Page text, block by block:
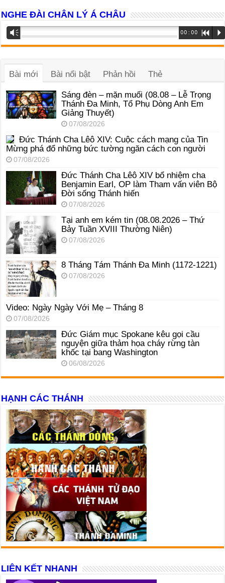
NGHE ĐÀI CHÂN LÝ Á CHÂU
Trình
phát
âm
Vm 00:00 R P
Bài mới Bài nổi bật Phản hồi Thẻ
Sáng đèn – mặn muối (08.08 – Lễ Trọng
Thánh Đa Minh, Tổ Phụ Dòng Anh Em
Giảng Thuyết)
07/08/2026
Đức Thánh Cha Lêô XIV: Cuộc cách mạng của Tin
Mừng phá đổ những bức tường ngăn cách con người
07/08/2026
Đức Thánh Cha Lêô XIV bổ nhiệm cha
Benjamin Earl, OP làm Tham vấn viên Bộ
Đời sống Thánh hiến
07/08/2026
Tại anh em kém tin (08.08.2026 – Thứ
Bảy Tuần XVIII Thường Niên)
07/08/2026
8 Tháng Tám Thánh Ða Minh (1172-1221)
07/08/2026
Video: Ngày Ngày Với Mẹ – Tháng 8
07/08/2026
Đức Giám mục Spokane kêu gọi cầu
nguyện giữa thảm họa cháy rừng tàn
khốc tại bang Washington
06/08/2026
HẠNH CÁC THÁNH
LIÊN KẾT NHANH